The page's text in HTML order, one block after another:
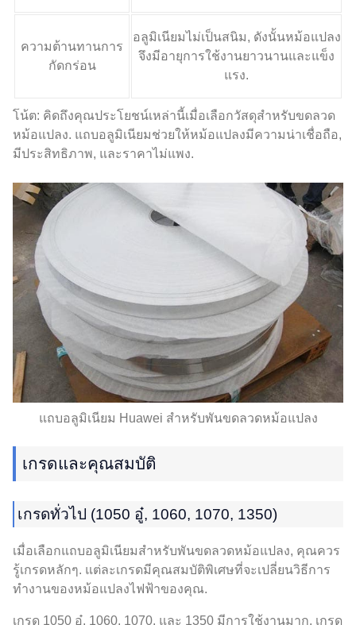
ความต้านทานการ
กัดกร่อน
อลูมิเนียมไม่เป็นสนิม, ดังนั้นหม้อแปลง
จึงมีอายุการใช้งานยาวนานและแข็ง
แรง.
โน้ต: คิดถึงคุณประโยชน์เหล่านี้เมื่อเลือกวัสดุสำหรับขดลวด
หม้อแปลง. แถบอลูมิเนียมช่วยให้หม้อแปลงมีความน่าเชื่อถือ,
มีประสิทธิภาพ, และราคาไม่แพง.
แถบอลูมิเนียม Huawei สำหรับพันขดลวดหม้อแปลง
เกรดและคุณสมบัติ
เกรดทั่วไป (1050 อู๋, 1060, 1070, 1350)
เมื่อเลือกแถบอลูมิเนียมสำหรับพันขดลวดหม้อแปลง, คุณควร
รู้เกรดหลักๆ. แต่ละเกรดมีคุณสมบัติพิเศษที่จะเปลี่ยนวิธีการ
ทำงานของหม้อแปลงไฟฟ้าของคุณ.
เกรด 1050 อู๋, 1060, 1070, และ 1350 มีการใช้งานมาก. เกรด